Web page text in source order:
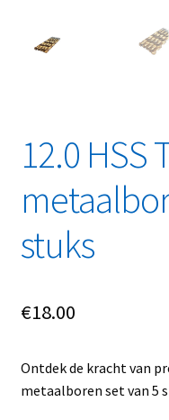
Videos
Winkelwagen
12.0 HSS
stuks
€18.00
Ontdek de kracht van
metaalboren set van 5